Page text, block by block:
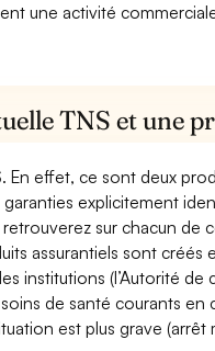
une activité
TNS et une
effet, ce sont deux
explicitement
sur chacun de
assurantiels sont créés
institutions (l’Autorité
de santé courants
est plus grave